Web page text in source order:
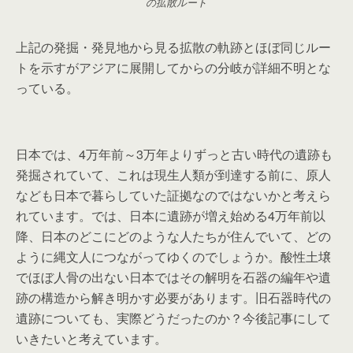
上記の発掘・発見地から見る拡散の軌跡とほぼ同じルー
トを示すがアジアに展開してからの分岐が詳細不明とな
っている。
日本では、4万年前～3万年よりずっと古い時代の遺跡も
発掘されていて、これは現生人類が到達する前に、原人
なども日本で暮らしていた証拠なのではないかと考えら
れています。では、日本に遺跡が増え始める4万年前以
降、日本のどこにどのような人たちが住んでいて、どの
ように縄文人につながってゆくのでしょうか。酸性土壌
でほぼ人骨の出ない日本ではその解明を石器の編年や遺
跡の構造から解き明かす必要があります。旧石器時代の
遺跡についても、実際どうだったのか？今後記事にして
いきたいと考えています。